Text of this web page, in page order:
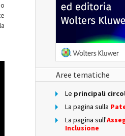
Aree tematiche
Le principali
La pagina sulla
La pagina sull'
Inclusione